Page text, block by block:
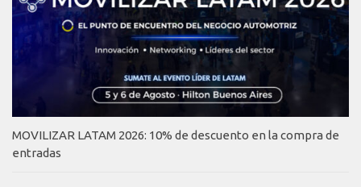
MOVILIZAR LATAM 2026: 10% de descuento en la compra de
entradas